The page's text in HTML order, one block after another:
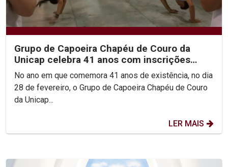
Grupo de Capoeira Chapéu de Couro da
Unicap celebra 41 anos com inscrições
abertas para novas turmas
No ano em que comemora 41 anos de existência, no dia
28 de fevereiro, o Grupo de Capoeira Chapéu de Couro
da Unicap...
LER MAIS